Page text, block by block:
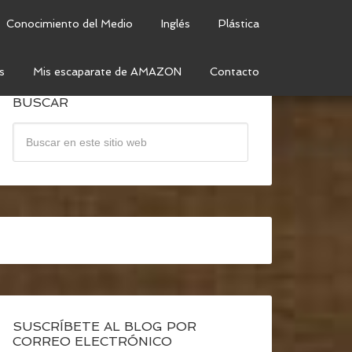
Conocimiento del Medio Inglés Plástica
Mis escaparate de AMAZON Contacto
BUSCAR
SUSCRÍBETE AL BLOG POR
CORREO ELECTRÓNICO